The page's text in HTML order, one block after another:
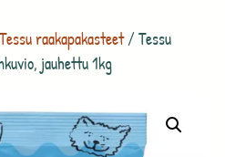
Tessu raakapakasteet/ Tessu
jauhettu 1kg